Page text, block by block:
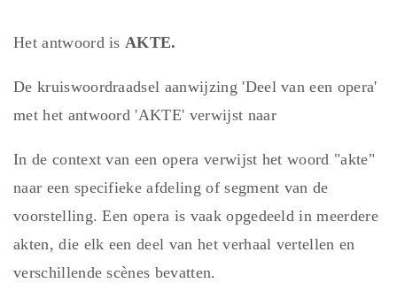
Het antwoord isAKTE.
De kruiswoordraadsel aanwijzing 'Deel van een opera'
met het antwoord 'AKTE' verwijst naar
In de context van een opera verwijst het woord "akte"
naar een specifieke afdeling of segment van de
voorstelling. Een opera is vaak opgedeeld in meerdere
akten, die elk een deel van het verhaal vertellen en
verschillende scènes bevatten.